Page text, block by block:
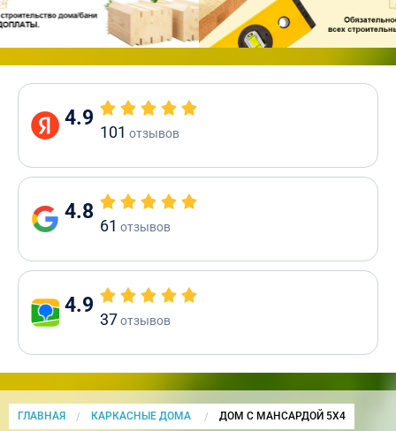
4.9
101 отзывов
4.8
61 отзывов
4.9
37отзывов
ГЛАВНАЯ КАРКАСНЫЕ ДОМА CURRENT:
ДОМ С МАНСАРДОЙ 5Х4